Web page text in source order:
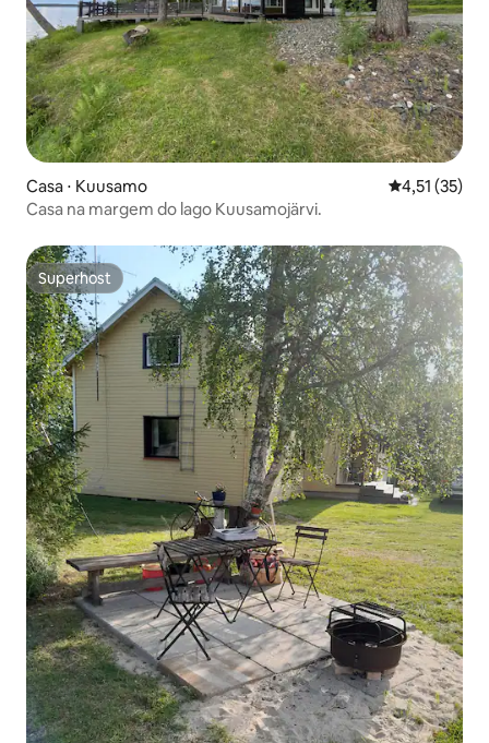
Casa ⋅ Kuusamo 4,51 de uma
4,51 (35)
Casa na margem do lago Kuusamojärvi.
Superhost
Superhost